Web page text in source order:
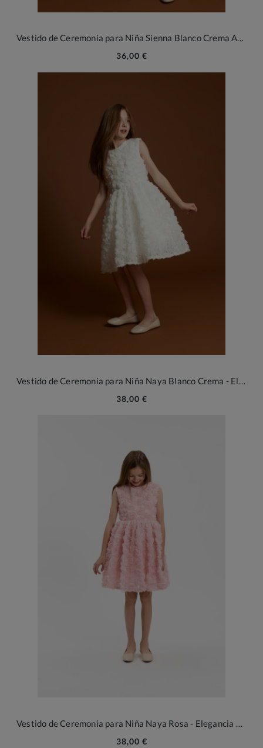
Vestido de Ceremonia para Niña Sienna Blanco Crema Asimétrico
36,00 €
Vestido de Ceremonia para Niña Naya Blanco Crema - Elegancia Floral en 3D
38,00 €
Vestido de Ceremonia para Niña Naya Rosa - Elegancia Floral en 3D
38,00 €